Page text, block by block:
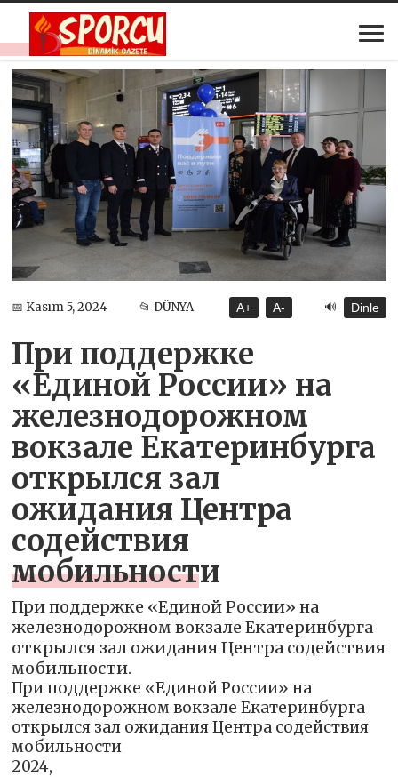
📅 Kasım 5, 2024 📂 DÜNYA A+ A- 🔊 Dinle
При поддержке
«Единой России» на
железнодорожном
вокзале Екатеринбурга
открылся зал
ожидания Центра
содействия
мобильности
При поддержке «Единой России» на
железнодорожном вокзале Екатеринбурга
открылся зал ожидания Центра содействия
мобильности.
При поддержке «Единой России» на
железнодорожном вокзале Екатеринбурга
открылся зал ожидания Центра содействия
мобильности
2024,